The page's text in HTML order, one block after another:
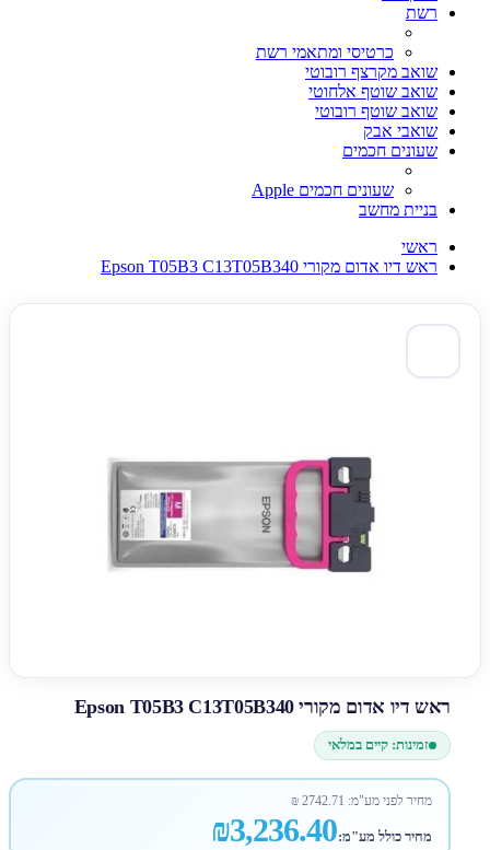
רשת
כרטיסי ומתאמי רשת
שואב מקרצף רובוטי
שואב שוטף אלחוטי
שואב שוטף רובוטי
שואבי אבק
שעונים חכמים
שעונים חכמים Apple
בניית מחשב
ראשי
ראש דיו אדום מקורי Epson T05B3 C13T05B340
ראש דיו אדום מקורי Epson T05B3 C13T05B340
זמינות: קיים במלאי
מחיר לפני מע"מ: 2742.71
₪
מחיר כולל מע"מ:₪3,236.40